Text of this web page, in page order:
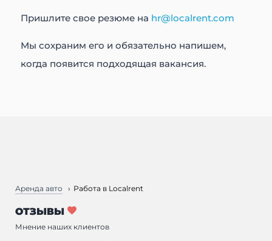
Пришлите свое резюме на hr@localrent.com
Мы сохраним его и обязательно напишем,
когда появится подходящая вакансия.
Аренда авто Работа в Localrent
ОТЗЫВЫ
Мнение наших клиентов